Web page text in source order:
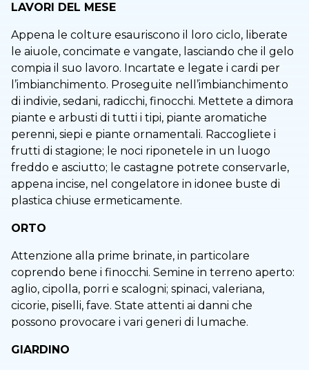
LAVORI DEL MESE
Appena le colture esauriscono il loro ciclo, liberate
le aiuole, concimate e vangate, lasciando che il gelo
compia il suo lavoro. Incartate e legate i cardi per
l’imbianchimento. Proseguite nell’imbianchimento
di indivie, sedani, radicchi, finocchi. Mettete a dimora
piante e arbusti di tutti i tipi, piante aromatiche
perenni, siepi e piante ornamentali. Raccogliete i
frutti di stagione; le noci riponetele in un luogo
freddo e asciutto; le castagne potrete conservarle,
appena incise, nel congelatore in idonee buste di
plastica chiuse ermeticamente.
ORTO
Attenzione alla prime brinate, in particolare
coprendo bene i finocchi. Semine in terreno aperto:
aglio, cipolla, porri e scalogni; spinaci, valeriana,
cicorie, piselli, fave. State attenti ai danni che
possono provocare i vari generi di lumache.
GIARDINO